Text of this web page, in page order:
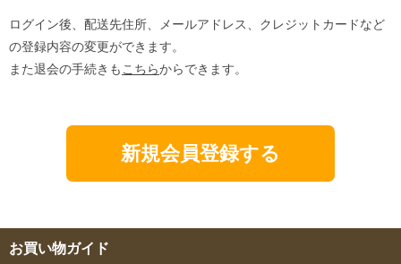
ログイン後、配送先住所、メールアドレス、クレジットカードなど
の登録内容の変更ができます。
また退会の手続きも こちらからできます。
新規会員登録する
お買い物ガイド